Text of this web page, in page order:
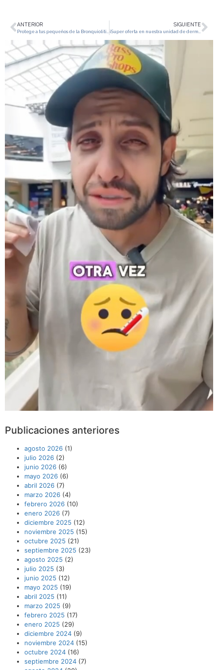
ANTERIOR SIGUIENTE
Publicaciones anteriores
agosto 2026 (1)
julio 2026 (2)
junio 2026 (6)
mayo 2026 (6)
abril 2026 (7)
marzo 2026 (4)
febrero 2026 (10)
enero 2026 (7)
diciembre 2025 (12)
noviembre 2025 (15)
octubre 2025 (21)
septiembre 2025 (23)
agosto 2025 (2)
julio 2025 (3)
junio 2025 (12)
mayo 2025 (19)
abril 2025 (11)
marzo 2025 (9)
febrero 2025 (17)
enero 2025 (29)
diciembre 2024 (9)
noviembre 2024 (15)
octubre 2024 (16)
septiembre 2024 (7)